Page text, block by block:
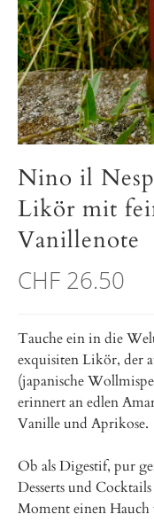
Nino il
Likör mit
Vanillenote
CHF 26.50
Tauche ein in die
exquisiten Likör, der
(japanische
erinnert an edlen
Vanille und Aprikose.
Ob als Digestif, pur
Desserts und
Moment einen Hauch